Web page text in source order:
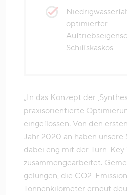
optimierter
Schiffskaskos
„In das Konzept der
praxisorientierte
eingeflossen. Von den
Jahr 2020 an haben unsere
dabei eng mit der Turn-Key
zusammengearbeitet.
gelungen, die CO2-
Tonnenkilometer erneut